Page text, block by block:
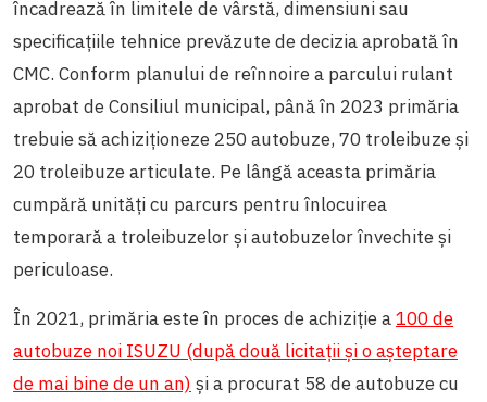
încadrează în limitele de vârstă, dimensiuni sau
specificațiile tehnice prevăzute de decizia aprobată în
CMC. Conform planului de reînnoire a parcului rulant
aprobat de Consiliul municipal, până în 2023 primăria
trebuie să achiziționeze 250 autobuze, 70 troleibuze și
20 troleibuze articulate. Pe lângă aceasta primăria
cumpără unități cu parcurs pentru înlocuirea
temporară a troleibuzelor și autobuzelor învechite și
periculoase.
În 2021, primăria este în proces de achiziție a100 de
autobuze noi ISUZU (după două licitații și o așteptare
de mai bine de un an) și a procurat 58 de autobuze cu